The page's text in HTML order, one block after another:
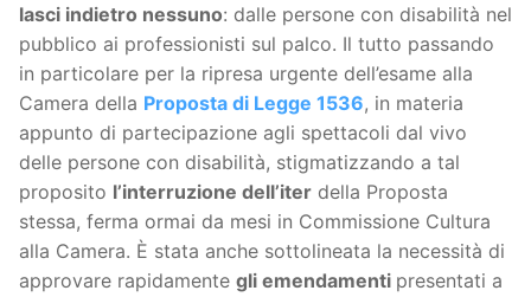
lasci indietro nessuno: dalle persone con disabilità nel
pubblico ai professionisti sul palco. Il tutto passando
in particolare per la ripresa urgente dell’esame alla
Camera della Proposta di Legge 1536, in materia
appunto di partecipazione agli spettacoli dal vivo
delle persone con disabilità, stigmatizzando a tal
proposito l’interruzione dell’iter della Proposta
stessa, ferma ormai da mesi in Commissione Cultura
alla Camera. È stata anche sottolineata la necessità di
approvare rapidamente gli emendamenti presentati a